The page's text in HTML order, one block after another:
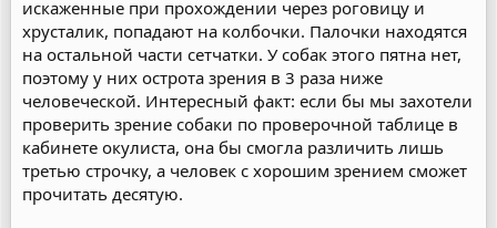
искаженные при прохождении через роговицу и
хрусталик, попадают на колбочки. Палочки находятся
на остальной части сетчатки. У собак этого пятна нет,
поэтому у них острота зрения в 3 раза ниже
человеческой. Интересный факт: если бы мы захотели
проверить зрение собаки по проверочной таблице в
кабинете окулиста, она бы смогла различить лишь
третью строчку, а человек с хорошим зрением сможет
прочитать десятую.